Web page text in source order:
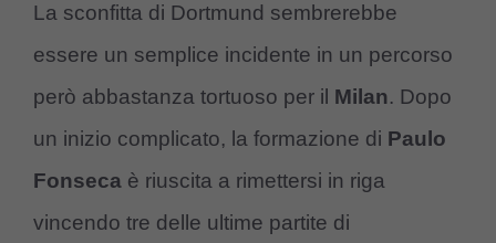
La sconfitta di Dortmund sembrerebbe
essere un semplice incidente in un percorso
però abbastanza tortuoso per il Milan. Dopo
un inizio complicato, la formazione di Paulo
Fonseca è riuscita a rimettersi in riga
vincendo tre delle ultime partite di